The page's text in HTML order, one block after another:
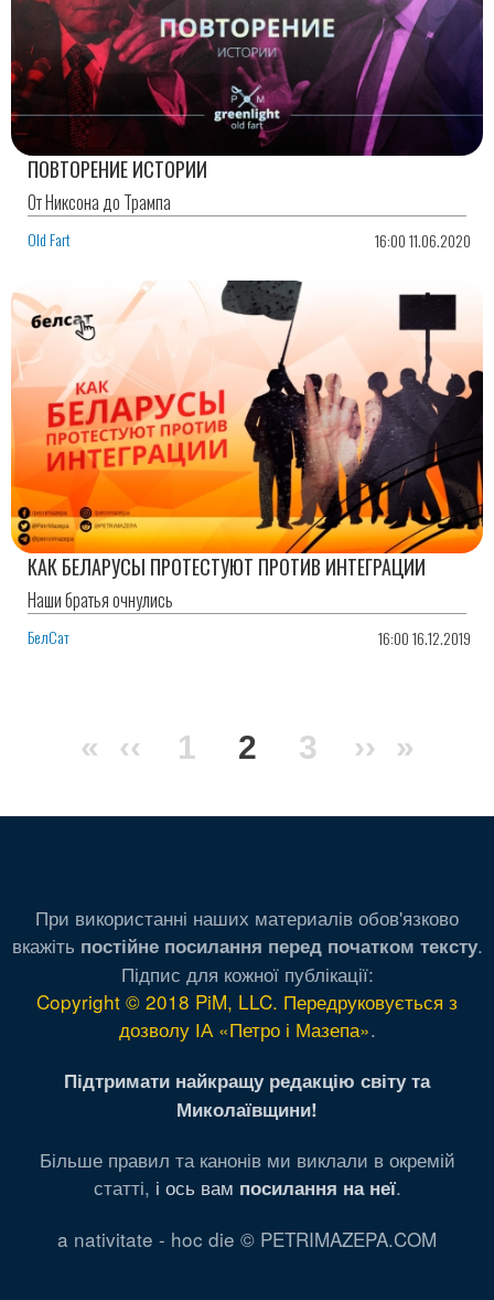
ПОВТОРЕНИЕ ИСТОРИИ
От Никсона до Трампа
Old Fart 16:00 11.06.2020
КАК БЕЛАРУСЫ ПРОТЕСТУЮТ ПРОТИВ ИНТЕГРАЦИИ
Наши братья очнулись
БелСат 16:00 16.12.2019
страницПервая
«
Предыдущая
‹‹ Page
1
Текущая
2 Page
3 ›› »
При використанні наших материалів обов'язково
вкажіть постійне посилання перед початком тексту.
Підпис для кожної публікації:
Copyright © 2018 PiM, LLC. Передруковується з
дозволу ІА «Петро і Мазепа».
Підтримати найкращу редакцію світу та
Миколаївщини!
Більше правил та канонів ми виклали в окремій
статті, і ось вам посилання на неї.
a nativitate - hoc die © PETRIMAZEPA.COM